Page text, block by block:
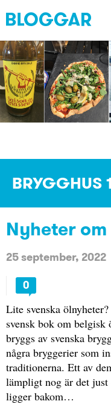
BRYGGHUS
Nyheter om
25 september, 2022
0
Lite svenska
svensk bok om
bryggs av svenska
några bryggerier som
traditionerna. Ett av
lämpligt nog är det just
ligger bakom…